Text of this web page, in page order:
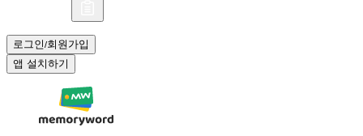
로그인/회원가입
앱 설치하기